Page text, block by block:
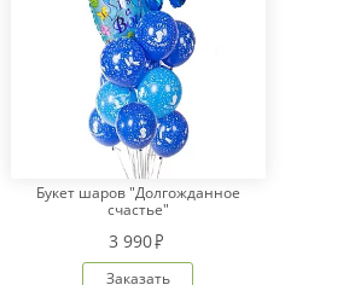
Букет шаров "Долгожданное
счастье"
3 990
Заказать